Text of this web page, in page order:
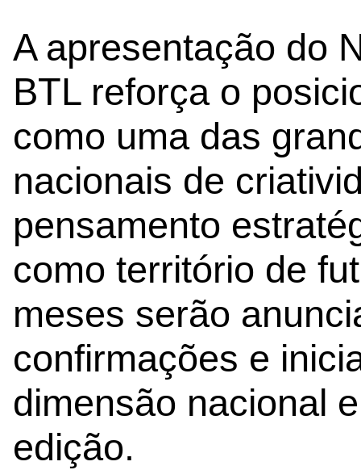
A apresentação do
BTL reforça o
como uma das
nacionais de
pensamento
como território de
meses serão
confirmações e
dimensão nacional
edição.